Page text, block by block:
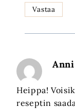
Vastaa
Anni
Heippa!
reseptin